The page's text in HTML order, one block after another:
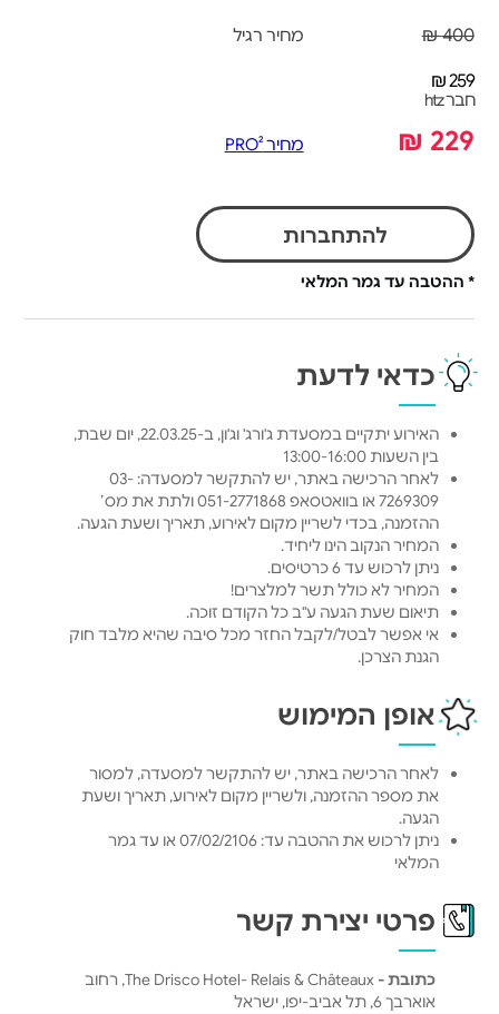
400 ₪ מחיר רגיל
259 ₪
חבר htz
229 ₪ מחיר PRO²
להתחברות
* ההטבה עד גמר המלאי
כדאי לדעת
האירוע יתקיים במסעדת ג'ורג' וג'ון, ב-22.03.25, יום שבת,
בין השעות 13:00-16:00
לאחר הרכישה באתר, יש להתקשר למסעדה: 03-
7269309 או בוואטסאפ 051-2771868 ולתת את מס׳
ההזמנה, בכדי לשריין מקום לאירוע, תאריך ושעת הגעה.
המחיר הנקוב הינו ליחיד.
ניתן לרכוש עד 6 כרטיסים.
המחיר לא כולל תשר למלצרים!
תיאום שעת הגעה ע"ב כל הקודם זוכה.
אי אפשר לבטל/לקבל החזר מכל סיבה שהיא מלבד חוק
הגנת הצרכן.
אופן המימוש
לאחר הרכישה באתר, יש להתקשר למסעדה, למסור
את מספר ההזמנה, ולשריין מקום לאירוע, תאריך ושעת
הגעה.
ניתן לרכוש את ההטבה עד: 07/02/2106 או עד גמר
המלאי
פרטי יצירת קשר
כתובת -
The Drisco Hotel- Relais & Châteaux, רחוב
אוארבך 6, תל אביב-יפו, ישראל